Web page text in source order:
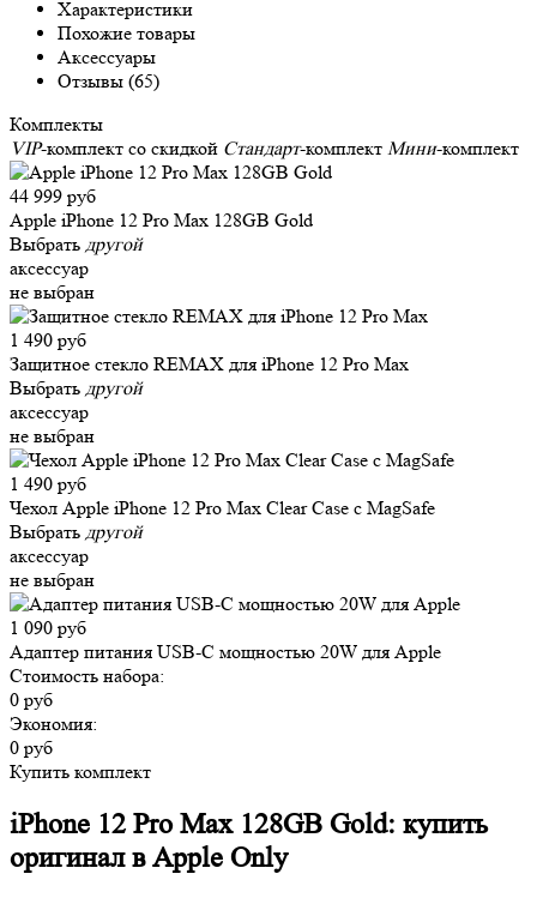
Характеристики
Похожие товары
Аксессуары
Отзывы (65)
Комплекты
VIP-комплект со скидкой Стандарт-комплект Мини-комплект
44 999 руб
Apple iPhone 12 Pro Max 128GB Gold
Выбрать другой
аксессуар
не выбран
1 490 руб
Защитное стекло REMAX для iPhone 12 Pro Max
Выбрать другой
аксессуар
не выбран
1 490 руб
Чехол Apple iPhone 12 Pro Max Clear Case c MagSafe
Выбрать другой
аксессуар
не выбран
1 090 руб
Адаптер питания USB-C мощностью 20W для Apple
Стоимость набора:
0 руб
Экономия:
0 руб
Купить комплект
iPhone 12 Pro Max 128GB Gold: купить
оригинал в Apple Only